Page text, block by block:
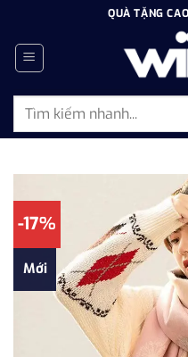
dung
QUÀ TẶNG
Tìm
-17%
Mới